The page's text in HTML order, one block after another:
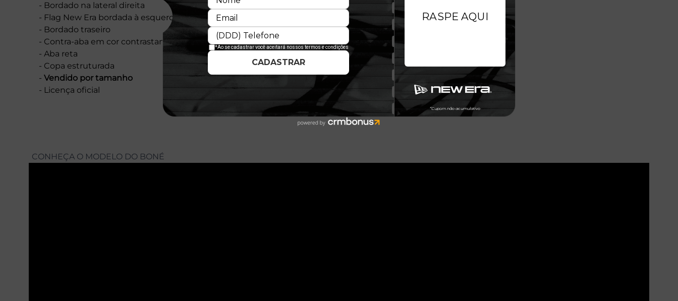
- Bordado na lateral direita
- Flag New Era bordada à esquerda
- Bordado traseiro
- Contra-aba em cor contrastante
- Aba reta
- Copa estruturada
- Vendido por tamanho
- Licença oficial
CONHEÇA O MODELO DO BONÉ